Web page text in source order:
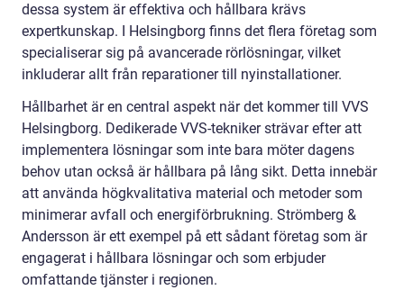
dessa system är effektiva och hållbara krävs
expertkunskap. I Helsingborg finns det flera företag som
specialiserar sig på avancerade rörlösningar, vilket
inkluderar allt från reparationer till nyinstallationer.
Hållbarhet är en central aspekt när det kommer till VVS
Helsingborg. Dedikerade VVS-tekniker strävar efter att
implementera lösningar som inte bara möter dagens
behov utan också är hållbara på lång sikt. Detta innebär
att använda högkvalitativa material och metoder som
minimerar avfall och energiförbrukning. Strömberg &
Andersson är ett exempel på ett sådant företag som är
engagerat i hållbara lösningar och som erbjuder
omfattande tjänster i regionen.